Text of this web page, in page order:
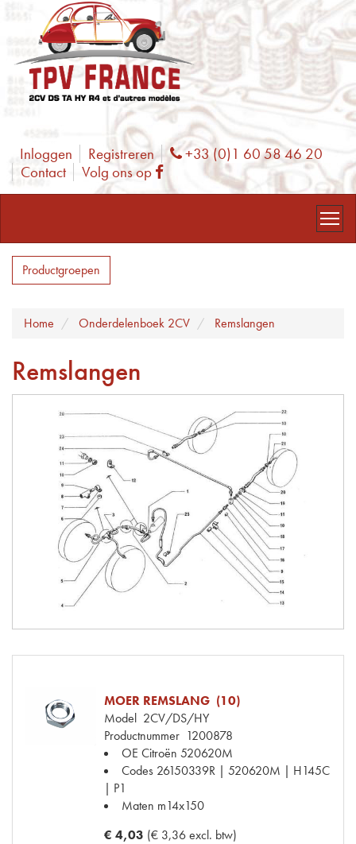
Inloggen Registreren Phone
+33 (0)1 60 58 46 20
Contact
Volg ons op Facebook
Productgroepen
Home Onderdelenboek 2CV Remslangen
Remslangen
MOER REMSLANG (10)
Model 2CV/DS/HY
Productnummer 1200878
OE Citroën 520620M
Codes 26150339R | 520620M | H145C
| P1
Maten m14x150
€ 4,03 (€ 3,36 excl. btw)